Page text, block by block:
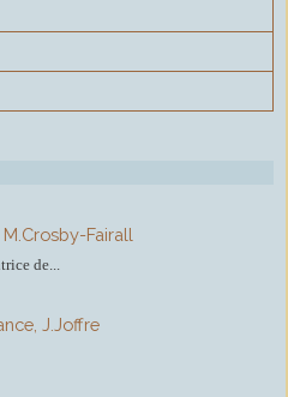
Fairall
de...
J.Joffre